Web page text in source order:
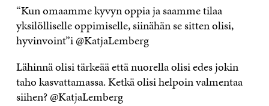
“Kun omaamme kyvyn oppia ja saamme tilaa
yksilölliselle oppimiselle, siinähän se sitten olisi,
hyvinvoint”i @KatjaLemberg
Lähinnä olisi tärkeää että nuorella olisi edes jokin
taho kasvattamassa. Ketkä olisi helpoin valmentaa
siihen? @KatjaLemberg